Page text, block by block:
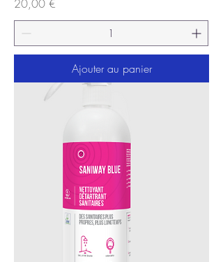
20,00 €
Ajouter au panier